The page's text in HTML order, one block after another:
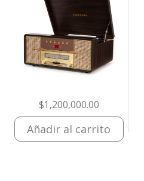
$1,200,000.00
Añadir al carrito